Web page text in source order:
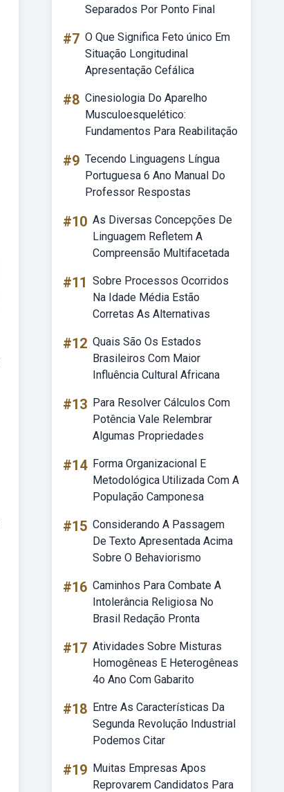
Separados Por Ponto Final
#7 O Que Significa Feto único Em
Situação Longitudinal
Apresentação Cefálica
#8 Cinesiologia Do Aparelho
Musculoesquelético:
Fundamentos Para Reabilitação
#9 Tecendo Linguagens Língua
Portuguesa 6 Ano Manual Do
Professor Respostas
#10 As Diversas Concepções De
Linguagem Refletem A
Compreensão Multifacetada
#11 Sobre Processos Ocorridos
Na Idade Média Estão
Corretas As Alternativas
#12 Quais São Os Estados
Brasileiros Com Maior
Influência Cultural Africana
#13 Para Resolver Cálculos Com
Potência Vale Relembrar
Algumas Propriedades
#14 Forma Organizacional E
Metodológica Utilizada Com A
População Camponesa
#15 Considerando A Passagem
De Texto Apresentada Acima
Sobre O Behaviorismo
#16 Caminhos Para Combate A
Intolerância Religiosa No
Brasil Redação Pronta
#17 Atividades Sobre Misturas
Homogêneas E Heterogêneas
4o Ano Com Gabarito
#18 Entre As Características Da
Segunda Revolução Industrial
Podemos Citar
#19 Muitas Empresas Apos
Reprovarem Candidatos Para